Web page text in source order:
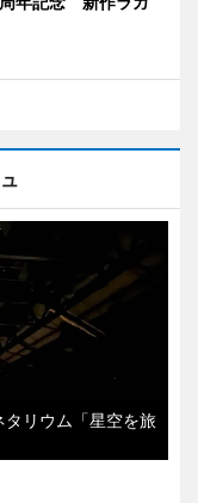
リウム「星空を旅